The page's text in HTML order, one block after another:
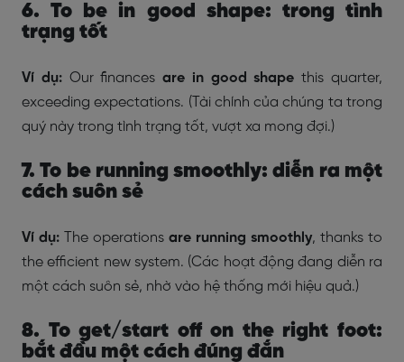
6. To be in good shape: trong tình
trạng tốt
Ví dụ:Our financesare in good shape this quarter,
exceeding expectations. (Tài chính của chúng ta trong
quý này trong tình trạng tốt, vượt xa mong đợi.)
7. To be running smoothly: diễn ra một
cách suôn sẻ
Ví dụ: The operations are running smoothly, thanks to
the efficient new system. (Các hoạt động đang diễn ra
một cách suôn sẻ, nhờ vào hệ thống mới hiệu quả.)
8. To get/start off on the right foot:
bắt đầu một cách đúng đắn